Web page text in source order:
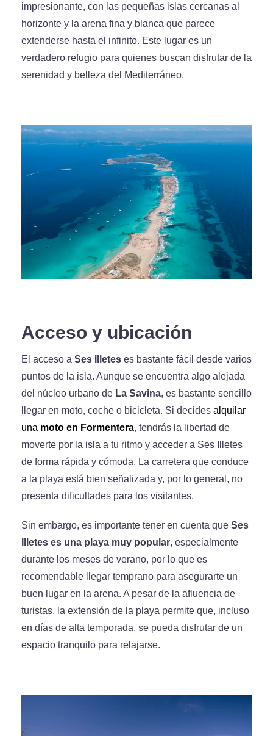
impresionante, con las pequeñas islas cercanas al
horizonte y la arena fina y blanca que parece
extenderse hasta el infinito. Este lugar es un
verdadero refugio para quienes buscan disfrutar de la
serenidad y belleza del Mediterráneo.
Acceso y ubicación
El acceso a Ses Illetes es bastante fácil desde varios
puntos de la isla. Aunque se encuentra algo alejada
del núcleo urbano de La Savina, es bastante sencillo
llegar en moto, coche o bicicleta. Si decides alquilar
una moto en Formentera, tendrás la libertad de
moverte por la isla a tu ritmo y acceder a Ses Illetes
de forma rápida y cómoda. La carretera que conduce
a la playa está bien señalizada y, por lo general, no
presenta dificultades para los visitantes.
Sin embargo, es importante tener en cuenta que Ses
Illetes es una playa muy popular, especialmente
durante los meses de verano, por lo que es
recomendable llegar temprano para asegurarte un
buen lugar en la arena. A pesar de la afluencia de
turistas, la extensión de la playa permite que, incluso
en días de alta temporada, se pueda disfrutar de un
espacio tranquilo para relajarse.